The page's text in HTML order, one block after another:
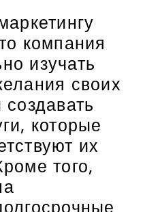
компания
изучать
своих
которые
их
того,